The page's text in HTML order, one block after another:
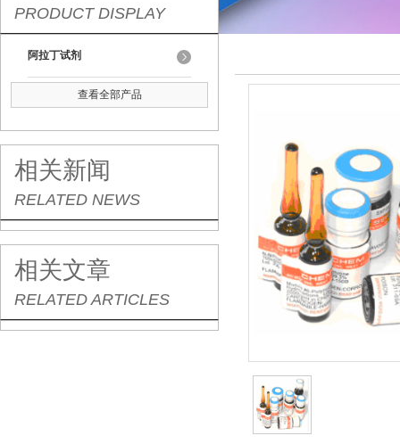
PRODUCT DISPLAY
阿拉丁试剂
查看全部产品
相关新闻
RELATED NEWS
相关文章
RELATED ARTICLES